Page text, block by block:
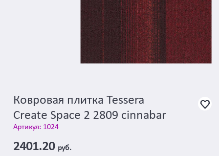
Ковровая плитка Tessera
Create Space 2 2809 cinnabar
Артикул: 1024
2401.20 руб.